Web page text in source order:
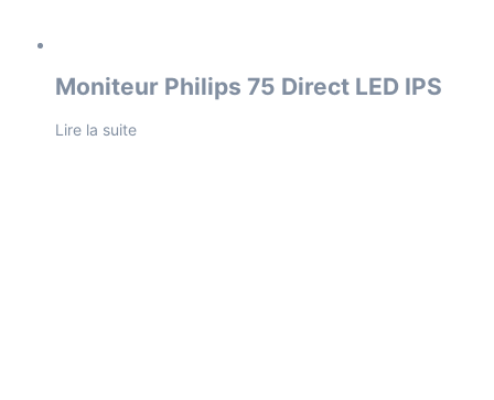
Moniteur Philips 75 Direct LED IPS
Lire la suite